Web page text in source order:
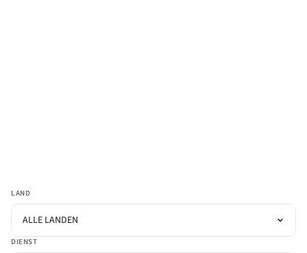
LAND
ALLE LANDEN
DIENST